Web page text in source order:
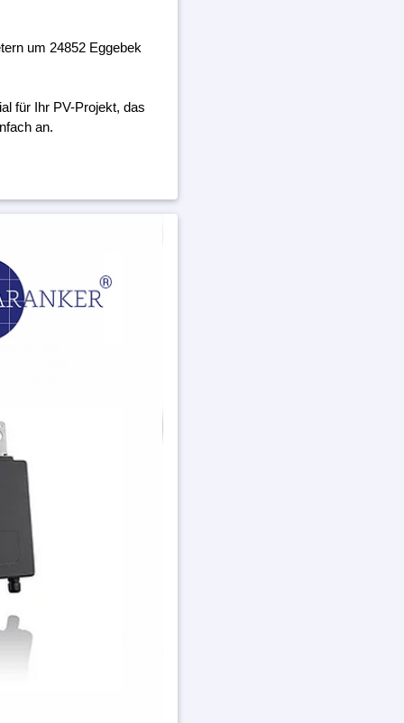
um 24852 Eggebek
für Ihr PV-Projekt, das
an.